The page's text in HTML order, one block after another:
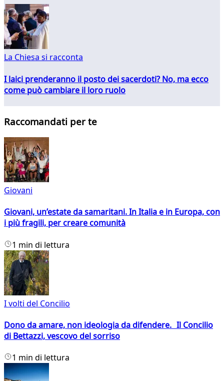
La Chiesa si racconta
I laici prenderanno il posto dei sacerdoti? No, ma ecco
come può cambiare il loro ruolo
Raccomandati per te
Giovani
Giovani, un’estate da samaritani. In Italia e in Europa, con
i più fragili, per creare comunità
1 min di lettura
I volti del Concilio
Dono da amare, non ideologia da difendere. Il Concilio
di Bettazzi, vescovo del sorriso
1 min di lettura